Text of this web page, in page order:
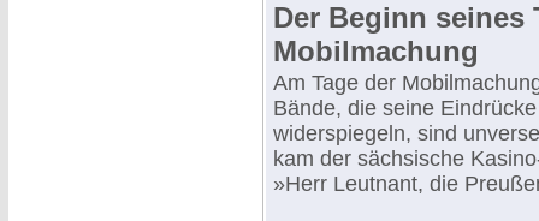
Der Beginn seines
Mobilmachung
Am Tage der
Bände, die seine
widerspiegeln, sind
kam der sächsische
»Herr Leutnant, die